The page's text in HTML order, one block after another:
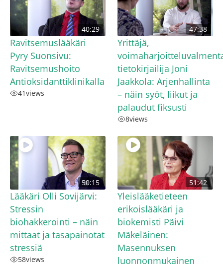
40:29
Ravitsemuslääkäri
Pyry Suonsivu:
Ravitsemushoito
Antioksidanttiklinikalla
41views
47:38
Yrittäjä,
tietokirjailija Joni
Jaakkola: Arjenhallinta
– näin syöt, liikut ja
palaudut fiksusti
8views
50:15
Lääkäri Olli Sovijärvi:
Stressin
biohakkerointi – näin
mittaat ja tasapainotat
stressiä
58views
51:42
Yleislääketieteen
erikoislääkäri ja
biokemisti Päivi
Mäkeläinen:
Masennuksen
luonnonmukainen